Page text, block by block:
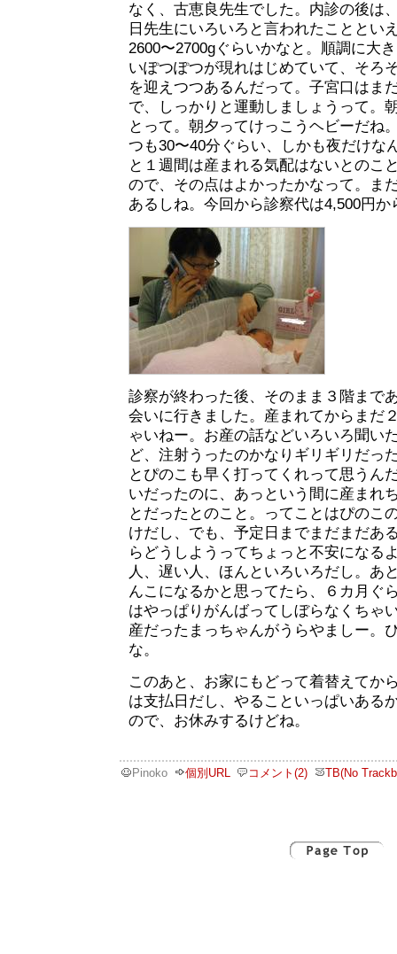
なく、古恵良先生でした。内診の後は
日先生にいろいろと言われたこととい
2600〜2700gぐらいかなと。順調に大
いぽつぽつが現れはじめていて、そろ
を迎えつつあるんだって。子宮口はま
で、しっかりと運動しましょうって。
とって。朝夕ってけっこうヘビーだね
つも30〜40分ぐらい、しかも夜だけな
と１週間は産まれる気配はないとのこ
ので、その点はよかったかなって。ま
あるしね。今回から診察代は4,500円
診察が終わった後、そのまま３階まで
会いに行きました。産まれてからまだ
ゃいねー。お産の話などいろいろ聞い
ど、注射うったのかなりギリギリだっ
とぴのこも早く打ってくれって思うん
いだったのに、あっという間に産まれ
とだったとのこと。ってことはぴのこ
けだし、でも、予定日までまだまだあ
らどうしようってちょっと不安になる
人、遅い人、ほんといろいろだし。あ
んこになるかと思ってたら、６カ月ぐ
はやっぱりがんばってしぼらなくちゃ
産だったまっちゃんがうらやましー。
な。
このあと、お家にもどって着替えてか
は支払日だし、やることいっぱいある
ので、お休みするけどね。
Pinoko 個別URL コメント(2) TB(No